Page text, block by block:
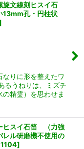
旋文線刻ヒスイ石
孔・円柱状
なりに形を整えたワ
るうねりは、ミズチ
の精霊）を思わせま
ヒスイ石笛 （力強
ル研磨機不使用の
]